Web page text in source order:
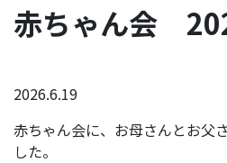
赤ちゃん会
2026.6.19
赤ちゃん会に、お母さんとお父
した。